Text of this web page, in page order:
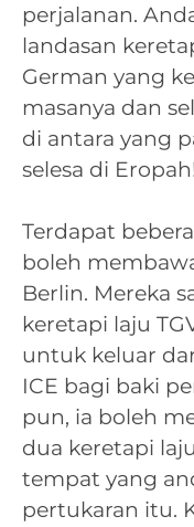
perjalanan.
landasan
German yang
masanya dan
di antara yang
selesa di
Terdapat
boleh
Berlin. Mereka
keretapi laju
untuk keluar
ICE bagi baki
pun, ia boleh
dua keretapi
tempat yang
pertukaran itu.